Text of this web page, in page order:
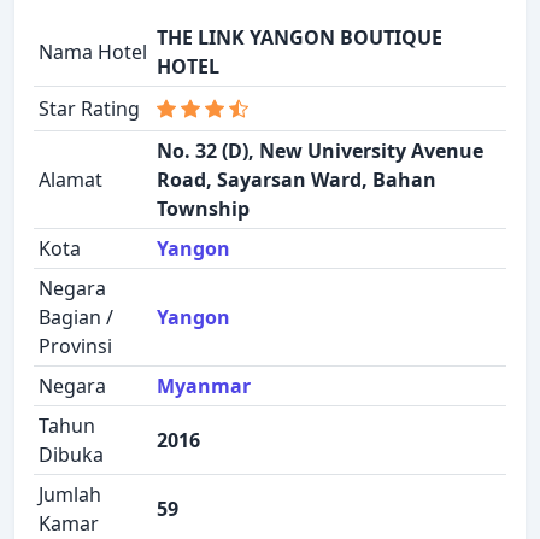
Nama Hotel
THE LINK YANGON BOUTIQUE
HOTEL
Star Rating
Alamat
No. 32 (D), New University Avenue
Road, Sayarsan Ward, Bahan
Township
Kota
Yangon
Negara
Bagian /
Provinsi
Yangon
Negara
Myanmar
Tahun
Dibuka
2016
Jumlah
Kamar
59